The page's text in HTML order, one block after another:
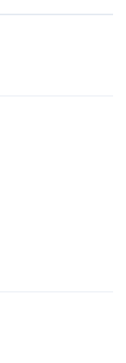
Die
zu gestalten.
Er ist mit
für 2 Personen
und